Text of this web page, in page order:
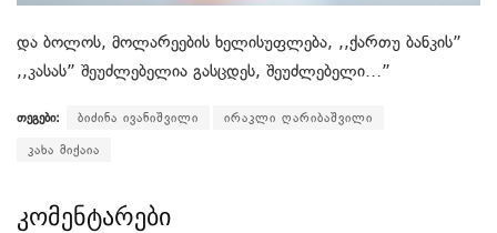
და ბოლოს, მოლარეების ხელისუფლება, ,,ქართუ ბანკის”
,,კასას” შეუძლებელია გასცდეს, შეუძლებელი…”
თეგები: ბიძინა ივანიშვილი ირაკლი ღარიბაშვილი
კახა მიქაია
კომენტარები